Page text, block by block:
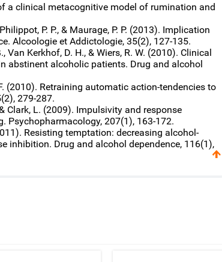
a clinical metacognitive model of rumination and
P. P., & Maurage, P. P. (2013). Implication
Alcoologie et Addictologie, 35(2), 127-135.
Van Kerkhof, D. H., & Wiers, R. W. (2010). Clinical
alcoholic patients. Drug and alcohol
(2010). Retraining automatic action‐tendencies to
279-287.
Clark, L. (2009). Impulsivity and response
Psychopharmacology, 207(1), 163-172.
Resisting temptation: decreasing alcohol-
inhibition. Drug and alcohol dependence, 116(1),